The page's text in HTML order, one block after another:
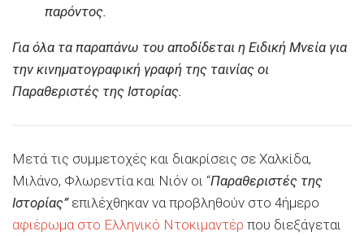
παρόντος.
Για όλα τα παραπάνω του αποδίδεται η Ειδική Μνεία για
την κινηματογραφική γραφή της ταινίας οι
Παραθεριστές της Ιστορίας.
Μετά τις συμμετοχές και διακρίσεις σε Χαλκίδα,
Μιλάνο, Φλωρεντία και Νιόν οι “Παραθεριστές της
Ιστορίας”επιλέχθηκαν να προβληθούν στο 4ήμερο
αφιέρωμα στο Ελληνικό Ντοκιμαντέρ που διεξάγεται